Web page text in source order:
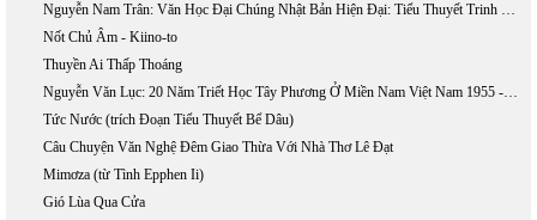
Nguyễn Nam Trân: Văn Học Đại Chúng Nhật Bản Hiện Đại: Tiểu Thuyết Trinh Thám Và Khoa Học Giả Tưởng
Nốt Chủ Âm - Kiino-to
Thuyền Ai Thấp Thoáng
Nguyễn Văn Lục: 20 Năm Triết Học Tây Phương Ở Miền Nam Việt Nam 1955 - 1975
Tức Nước (trích Đoạn Tiểu Thuyết Bể Dâu)
Câu Chuyện Văn Nghệ Đêm Giao Thừa Với Nhà Thơ Lê Đạt
Mimơza (từ Tình Epphen Ii)
Gió Lùa Qua Cửa